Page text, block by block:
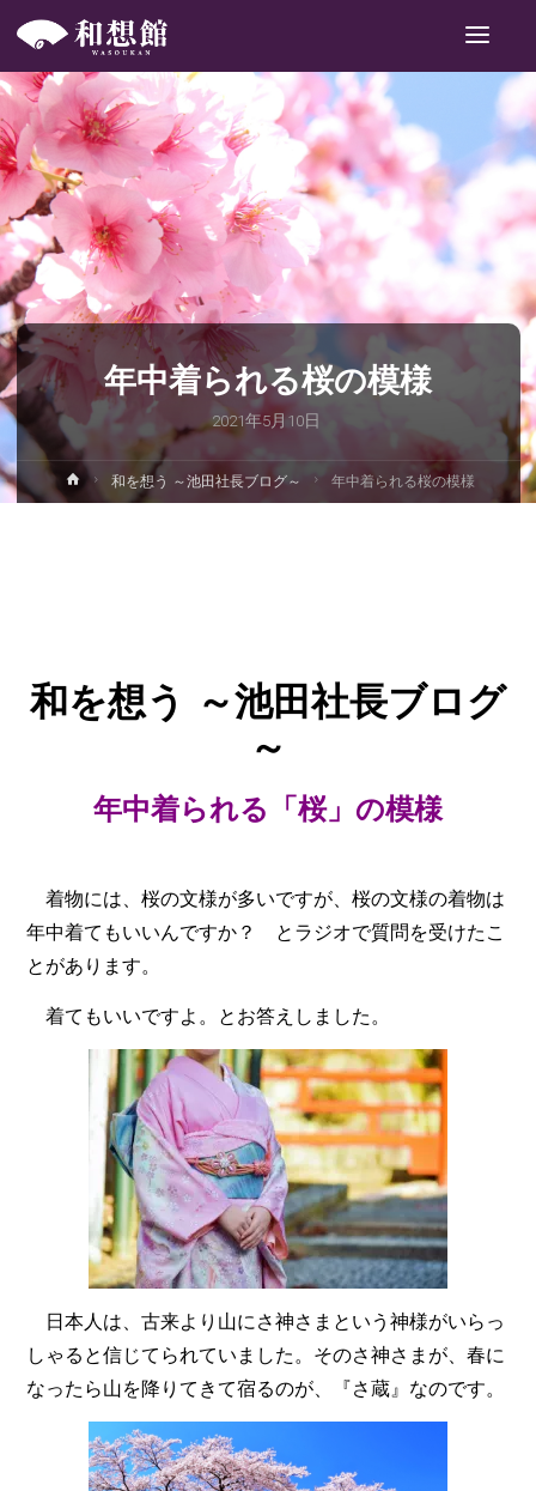
年中着られる桜の模様
2021年5月10日
ホ
ー
和を想う ～池田社長ブログ～ 年中着られる桜の模様
和を想う
～池田社長ブログ
～
年中着られる「桜」の模様
着物には、桜の文様が多いですが、桜の文様の着物は
年中着てもいいんですか？ とラジオで質問を受けたこ
とがあります。
着てもいいですよ。とお答えしました。
日本人は、古来より山にさ神さまという神様がいらっ
しゃると信じてられていました。そのさ神さまが、春に
なったら山を降りてきて宿るのが、『さ蔵』なのです。